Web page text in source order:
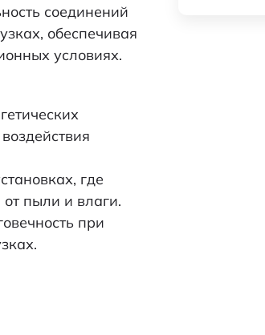
560
21.66
1,0
5
10-ZK
соединений
обеспечивая
условиях.
где
от пыли и влаги.
при